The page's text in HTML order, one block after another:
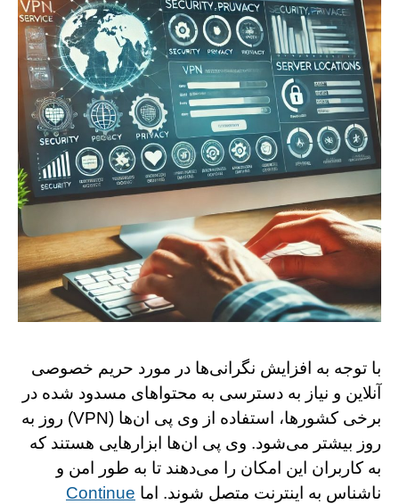
با توجه به افزایش نگرانی‌ها در مورد حریم خصوصی
آنلاین و نیاز به دسترسی به محتواهای مسدود شده در
برخی کشورها، استفاده از وی پی ان‌ها (VPN) روز به
روز بیشتر می‌شود. وی پی ان‌ها ابزارهایی هستند که
به کاربران این امکان را می‌دهند تا به طور امن و
ناشناس به اینترنت متصل شوند. اما Continue